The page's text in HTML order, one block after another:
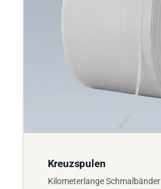
Kreuzspulen
Kilometerlange Schmalbänder